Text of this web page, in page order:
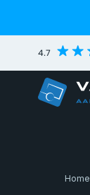
4.7
Home